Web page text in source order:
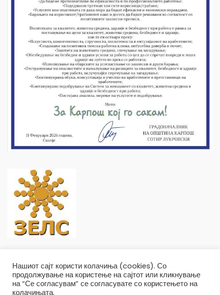
Нашиот сајт користи колачиња (cookies). Со
продолжување на користење на сајтот или кликнување
на “Се согласувам” се согласувате со користењето на
колачињата.